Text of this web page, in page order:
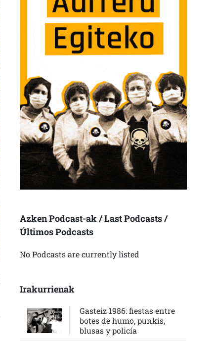
Azken Podcast-ak / Last Podcasts /
Últimos Podcasts
No Podcasts are currently listed
Irakurrienak
Gasteiz 1986: fiestas entre
botes de humo, punkis,
blusas y policía